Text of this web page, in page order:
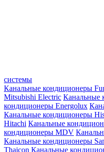
системы
Канальные кондиционеры
Mitsubishi Electric Канальные
кондиционеры Energolux
Канальные кондиционеры
Hitachi Канальные
кондиционеры MDV
Канальные кондиционеры
Thaicon Канальные